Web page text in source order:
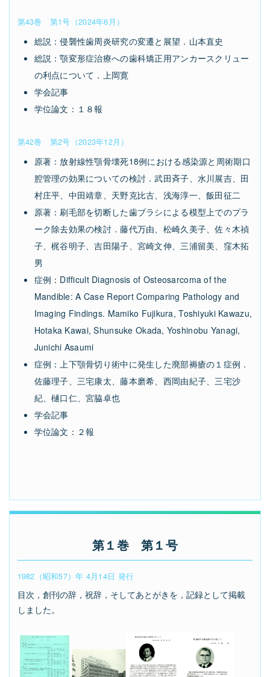
第43巻 第1号（2024年6月）
総説：侵襲性歯周炎研究の変遷と展望．山本直史
総説：顎変形症治療への歯科矯正用アンカースクリュー
の利点について．上岡寛
学会記事
学位論文：１８報
第42巻 第2号（2023年12月）
原著：放射線性顎骨壊死18例における感染源と周術期口
腔管理の効果についての検討．武田斉子、水川展吉、田
村庄平、中田靖章、天野克比古、浅海淳一、飯田征二
原著：刷毛部を切断した歯ブラシによる模型上でのプラ
ーク除去効果の検討．藤代万由、松崎久美子、佐々木禎
子、梶谷明子、吉田陽子、宮崎文伸、三浦留美、窪木拓
男
症例：Difficult Diagnosis of Osteosarcoma of the
Mandible: A Case Report Comparing Pathology and
Imaging Findings. Mamiko Fujikura, Toshiyuki Kawazu,
Hotaka Kawai, Shunsuke Okada, Yoshinobu Yanagi,
Junichi Asaumi
症例：上下顎骨切り術中に発生した廃部褥瘡の１症例．
佐藤理子、三宅康太、藤本磨希、西岡由紀子、三宅沙
紀、樋口仁、宮脇卓也
学会記事
学位論文：２報
第１巻 第１号
1982（昭和57）年 4月14日 発行
目次，創刊の辞，祝辞，そしてあとがきを，記録として掲載
しました。